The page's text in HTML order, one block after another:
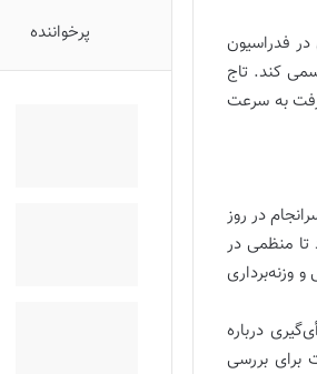
فدراسیون
کند. تاج
به سرعت
در روز
تا منظمی در
وزنه‌برداری
در مجمع فوق‌العاده 28 اسفندماه، رأی‌گیری درباره
برای بررسی
پرخواننده